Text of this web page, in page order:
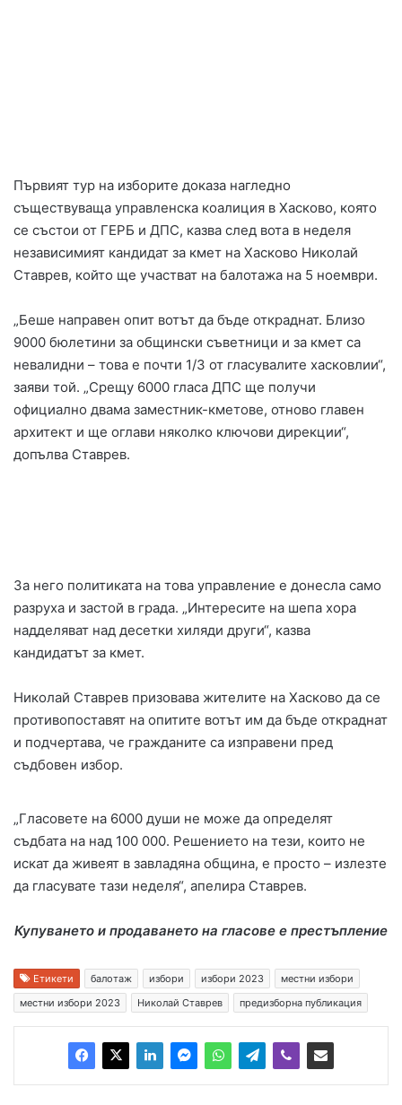
Първият тур на изборите доказа нагледно
съществуваща управленска коалиция в Хасково, която
се състои от ГЕРБ и ДПС, казва след вота в неделя
независимият кандидат за кмет на Хасково Николай
Ставрев, който ще участват на балотажа на 5 ноември.
„Беше направен опит вотът да бъде откраднат. Близо
9000 бюлетини за общински съветници и за кмет са
невалидни – това е почти 1/3 от гласувалите хасковлии“,
заяви той. „Срещу 6000 гласа ДПС ще получи
официално двама заместник-кметове, отново главен
архитект и ще оглави няколко ключови дирекции“,
допълва Ставрев.
За него политиката на това управление е донесла само
разруха и застой в града. „Интересите на шепа хора
надделяват над десетки хиляди други“, казва
кандидатът за кмет.
Николай Ставрев призовава жителите на Хасково да се
противопоставят на опитите вотът им да бъде откраднат
и подчертава, че гражданите са изправени пред
съдбовен избор.
„Гласовете на 6000 души не може да определят
съдбата на над 100 000. Решението на тези, които не
искат да живеят в завладяна община, е просто – излезте
да гласувате тази неделя“, апелира Ставрев.
Купуването и продаването на гласове е престъпление
Етикети балотаж избори избори 2023
местни избори
местни избори 2023
Николай Ставрев предизборна публикация